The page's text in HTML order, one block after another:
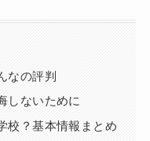
なの評判
しないために
校？基本情報まとめ